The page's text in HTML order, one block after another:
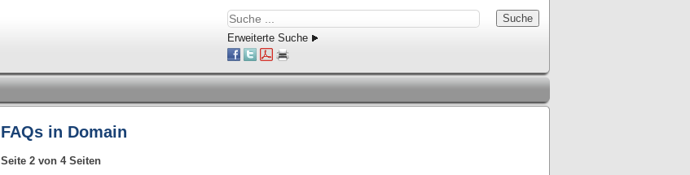
Erweiterte Suche
FAQs in Domain
Seite 2 von 4 Seiten